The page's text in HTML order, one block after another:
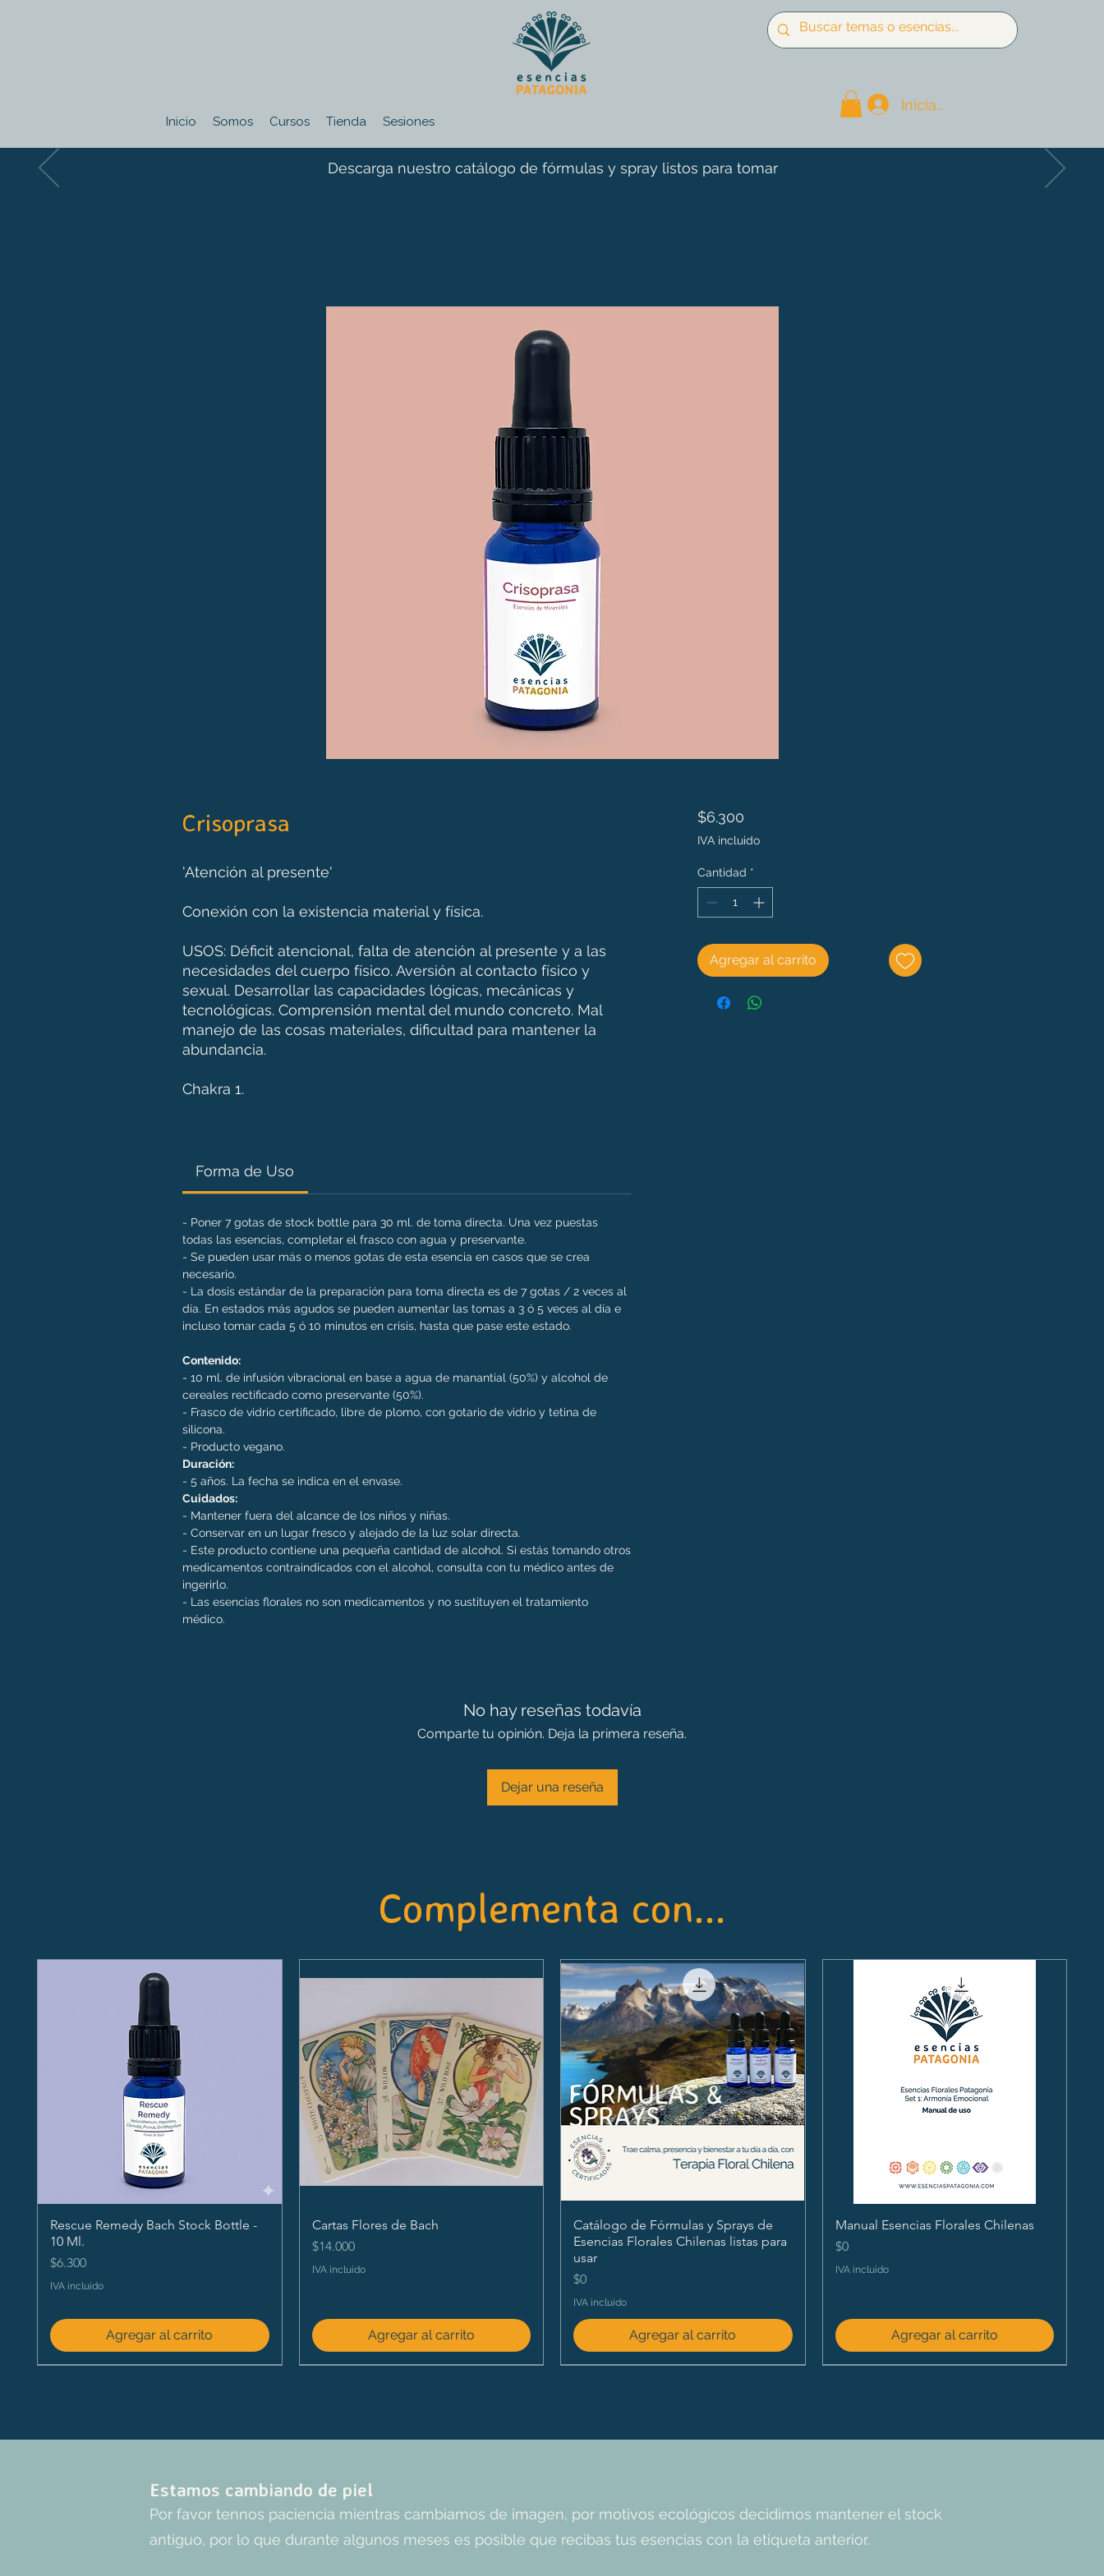
Inicio Somos Cursos Tienda Sesiones
Iniciar sesión
Descarga nuestro catálogo de fórmulas y spray listos para tomar
Crisoprasa
'Atención al presente'
Conexión con la existencia material y física.
USOS: Déficit atencional, falta de atención al presente y a las
necesidades del cuerpo físico. Aversión al contacto físico y
sexual. Desarrollar las capacidades lógicas, mecánicas y
tecnológicas. Comprensión mental del mundo concreto. Mal
manejo de las cosas materiales, dificultad para mantener la
abundancia.
Chakra 1.
Forma de Uso
- Poner 7 gotas de stock bottle para 30 ml. de toma directa. Una vez puestas
todas las esencias, completar el frasco con agua y preservante.
- Se pueden usar más o menos gotas de esta esencia en casos que se crea
necesario.
- La dosis estándar de la preparación para toma directa es de 7 gotas / 2 veces al
día. En estados más agudos se pueden aumentar las tomas a 3 ó 5 veces al día e
incluso tomar cada 5 ó 10 minutos en crisis, hasta que pase este estado.
Contenido:
- 10 ml. de infusión vibracional en base a agua de manantial (50%) y alcohol de
cereales rectificado como preservante (50%).
- Frasco de vidrio certificado, libre de plomo, con gotario de vidrio y tetina de
silicona.
- Producto vegano.
Duración:
- 5 años. La fecha se indica en el envase.
Cuidados:
- Mantener fuera del alcance de los niños y niñas.
- Conservar en un lugar fresco y alejado de la luz solar directa.
- Este producto contiene una pequeña cantidad de alcohol. Si estás tomando otros
medicamentos contraindicados con el alcohol, consulta con tu médico antes de
ingerirlo.
- Las esencias florales no son medicamentos y no sustituyen el tratamiento
médico.
$6.300Precio
IVA incluido
Cantidad *
Agregar al carrito
No hay reseñas todavía
Comparte tu opinión. Deja la primera reseña.
Dejar una reseña
Complementa con...
Rescue Remedy Bach Stock Bottle -
10 Ml.
Precio
$6.300
IVA incluido
Agregar al carrito
Cartas Flores de Bach
Precio
$14.000
IVA incluido
Agregar al carrito
Catálogo de Fórmulas y Sprays de
Esencias Florales Chilenas listas para
usar
Precio
$0
IVA incluido
Agregar al carrito
Manual Esencias Florales Chilenas
Precio
$0
IVA incluido
Agregar al carrito
Estamos cambiando de piel
Por favor tennos paciencia mientras cambiamos de imagen, por motivos ecológicos decidimos mantener el stock
antiguo, por lo que durante algunos meses es posible que recibas tus esencias con la etiqueta anterior.